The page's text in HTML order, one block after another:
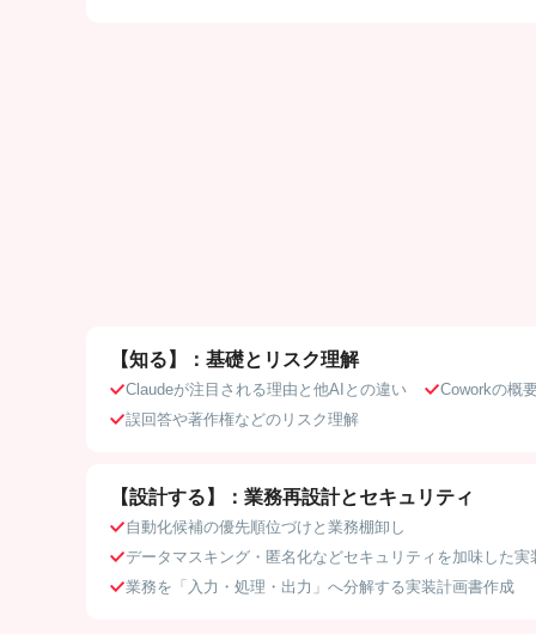
【知る】：基礎とリスク理解
Claudeが注目される理由と他AIとの違い
Coworkの概
誤回答や著作権などのリスク理解
【設計する】：業務再設計とセキュリティ
自動化候補の優先順位づけと業務棚卸し
データマスキング・匿名化などセキュリティを加味した実
業務を「入力・処理・出力」へ分解する実装計画書作成